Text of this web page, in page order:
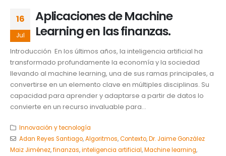
16
Jul
Aplicaciones de Machine
Learning en las finanzas.
Introducción En los últimos años, la inteligencia artificial ha
transformado profundamente la economía y la sociedad
llevando al machine learning, una de sus ramas principales, a
convertirse en un elemento clave en múltiples disciplinas. Su
capacidad para aprender y adaptarse a partir de datos lo
convierte en un recurso invaluable para...
Innovación y tecnología
Adan Reyes Santiago,Algoritmos,Contexto,Dr. Jaime González
Maiz Jiménez,finanzas,inteligencia artificial,Machine learning,